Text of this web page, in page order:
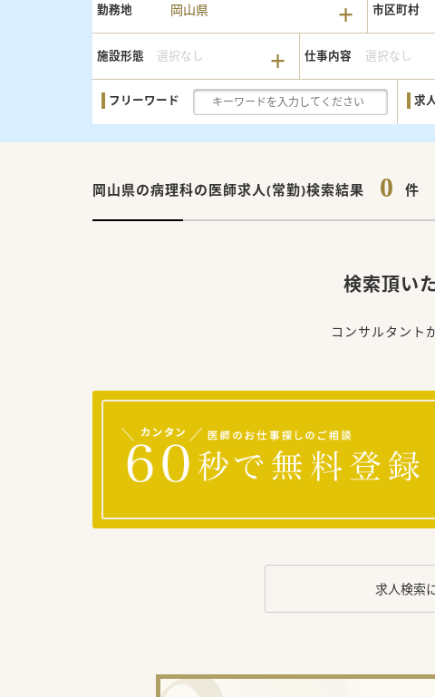
勤務地 岡山県 市区町村
施設形態 選択なし 仕事内容 選択なし
フリーワード 求
岡山県の病理科の医師求人(常勤)検索結果 0 件
検索頂い
コンサルタント
求人検索